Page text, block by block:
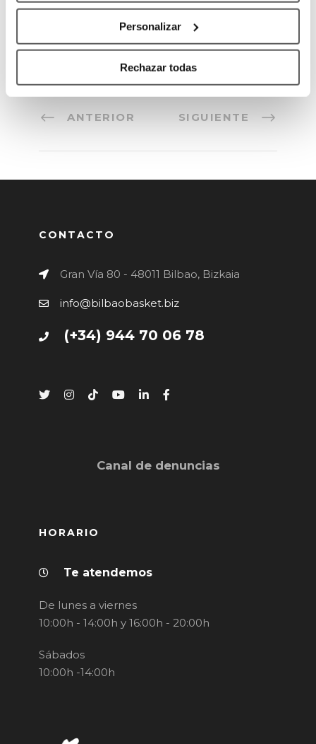
Personalizar
Rechazar todas
claves también en nuestra organización”.
ANTERIOR SIGUIENTE
CONTACTO
Gran Vía 80 - 48011 Bilbao, Bizkaia
info@bilbaobasket.biz
(+34) 944 70 06 78
Canal de denuncias
HORARIO
Te atendemos
De lunes a viernes
10:00h - 14:00h y 16:00h - 20:00h
Sábados
10:00h -14:00h